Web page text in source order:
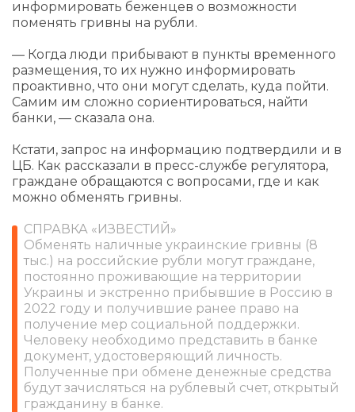
информировать беженцев о возможности
поменять гривны на рубли.
— Когда люди прибывают в пункты временного
размещения, то их нужно информировать
проактивно, что они могут сделать, куда пойти.
Самим им сложно сориентироваться, найти
банки, — сказала она.
Кстати, запрос на информацию подтвердили и в
ЦБ. Как рассказали в пресс-службе регулятора,
граждане обращаются с вопросами, где и как
можно обменять гривны.
СПРАВКА «ИЗВЕСТИЙ»
Обменять наличные украинские гривны (8
тыс.) на российские рубли могут граждане,
постоянно проживающие на территории
Украины и экстренно прибывшие в Россию в
2022 году и получившие ранее право на
получение мер социальной поддержки.
Человеку необходимо представить в банке
документ, удостоверяющий личность.
Полученные при обмене денежные средства
будут зачисляться на рублевый счет, открытый
гражданину в банке.